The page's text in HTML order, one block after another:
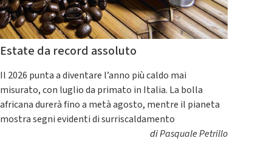
Estate da record assoluto
Il 2026 punta a diventare l’anno più caldo mai
misurato, con luglio da primato in Italia. La bolla
africana durerà fino a metà agosto, mentre il pianeta
mostra segni evidenti di surriscaldamento
diPasquale Petrillo